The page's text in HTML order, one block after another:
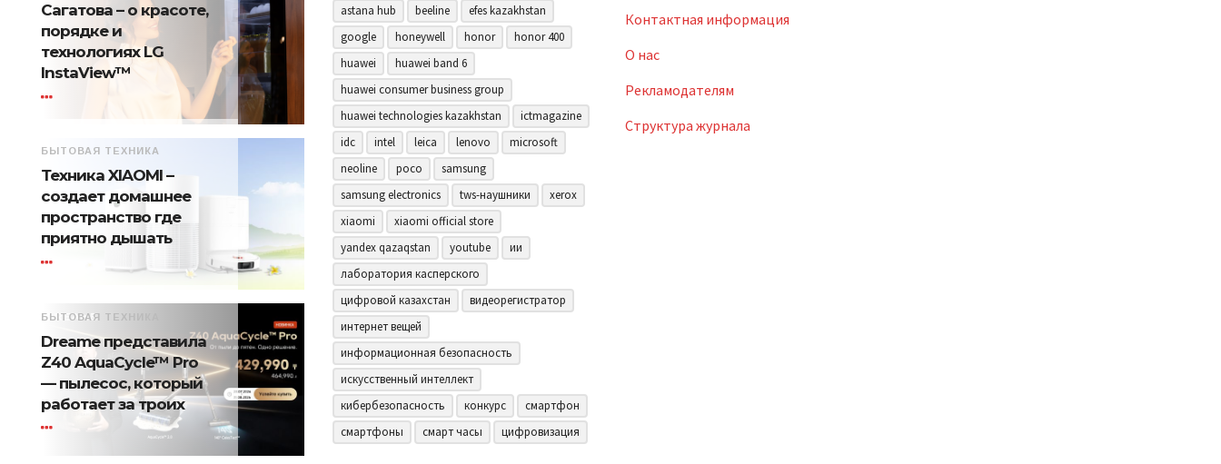
Сагатова – о красоте,
порядке и
технологиях LG
InstaView™
БЫТОВАЯ ТЕХНИКА
Техника XIAOMI –
создает домашнее
пространство где
приятно дышать
БЫТОВАЯ ТЕХНИКА
Dreame представила
Z40 AquaCycle™ Pro
— пылесос, который
работает за троих
astana hub
beeline
efes kazakhstan
google
honeywell honor
honor 400
huawei
huawei band 6
huawei consumer business group
huawei technologies kazakhstan
ictmagazine
idc
intel leica lenovo
microsoft
neoline
poco
samsung
samsung electronics
tws-наушники
xerox
xiaomi
xiaomi official store
yandex qazaqstan
youtube
ии
лаборатория касперского
цифровой казахстан
видеорегистратор
интернет вещей
информационная безопасность
искусственный интеллект
кибербезопасность
конкурс
смартфон
смартфоны
смарт часы цифровизация
Контактная информация
О нас
Рекламодателям
Структура журнала